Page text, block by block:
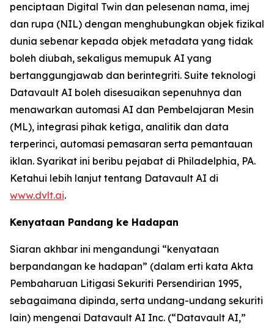
penciptaan Digital Twin dan pelesenan nama, imej
dan rupa (NIL) dengan menghubungkan objek fizikal
dunia sebenar kepada objek metadata yang tidak
boleh diubah, sekaligus memupuk AI yang
bertanggungjawab dan berintegriti. Suite teknologi
Datavault AI boleh disesuaikan sepenuhnya dan
menawarkan automasi AI dan Pembelajaran Mesin
(ML), integrasi pihak ketiga, analitik dan data
terperinci, automasi pemasaran serta pemantauan
iklan. Syarikat ini beribu pejabat di Philadelphia, PA.
Ketahui lebih lanjut tentang Datavault AI di
www.dvlt.ai.
Kenyataan Pandang ke Hadapan
Siaran akhbar ini mengandungi “kenyataan
berpandangan ke hadapan” (dalam erti kata Akta
Pembaharuan Litigasi Sekuriti Persendirian 1995,
sebagaimana dipinda, serta undang-undang sekuriti
lain) mengenai Datavault AI Inc. (“Datavault AI,”